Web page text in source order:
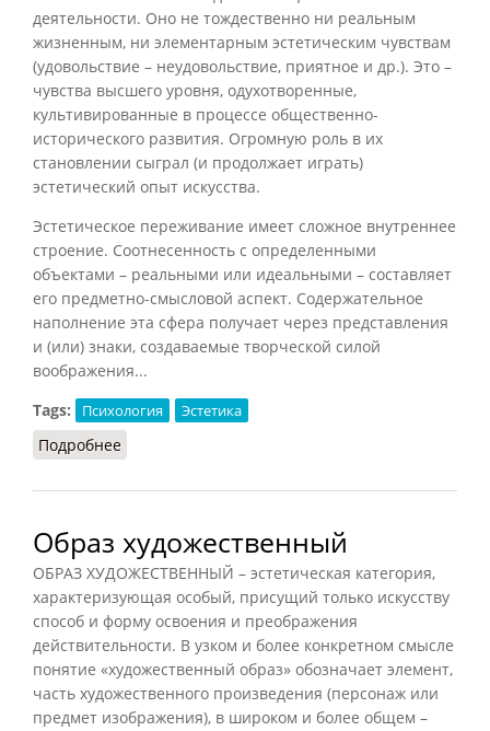
деятельности. Оно не тождественно ни реальным
жизненным, ни элементарным эстетическим чувствам
(удовольствие – неудовольствие, приятное и др.). Это –
чувства высшего уровня, одухотворенные,
культивированные в процессе общественно-
исторического развития. Огромную роль в их
становлении сыграл (и продолжает играть)
эстетический опыт искусства.
Эстетическое переживание имеет сложное внутреннее
строение. Соотнесенность с определенными
объектами – реальными или идеальными – составляет
его предметно-смысловой аспект. Содержательное
наполнение эта сфера получает через представления
и (или) знаки, создаваемые творческой силой
воображения...
Tags:
Психология Эстетика
Подробнее
Образ художественный
ОБРАЗ ХУДОЖЕСТВЕННЫЙ – эстетическая категория,
характеризующая особый, присущий только искусству
способ и форму освоения и преображения
действительности. В узком и более конкретном смысле
понятие «художественный образ» обозначает элемент,
часть художественного произведения (персонаж или
предмет изображения), в широком и более общем –